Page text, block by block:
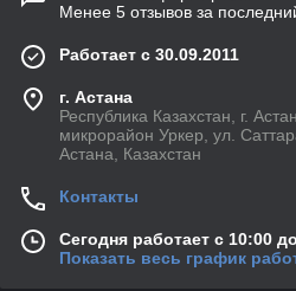
Менее 5 отзывов за
Работает с 30.09.2011
г. Астана
Республика Казахстан, г.
микрорайон Уркер, ул.
Астана, Казахстан
Контакты
Сегодня работает с 10:00
Показать весь график